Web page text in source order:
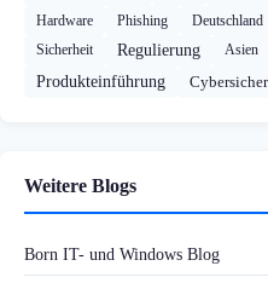
Hardware Phishing Deutschland
Sicherheit
Regulierung Asien
Produkteinführung
Weitere Blogs
Born IT- und Windows Blog